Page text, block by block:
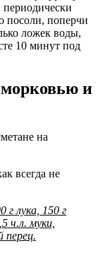
посоли, поперчи
ложек воды,
10 минут под
и
всегда не
г лука, 150 г
ч.л. муки,
перец.